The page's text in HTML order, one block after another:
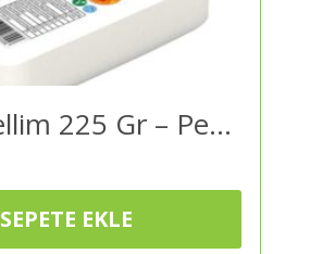
Meriç Hellim 225 Gr – Peynir | Kaliteli ve Güvenilir Alışveriş
SEPETE EKLE